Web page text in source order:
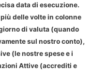
data di esecuzione.
delle volte in colonne
di valuta (quando
sul nostro conto),
(le nostre spese e i
Attive (accrediti e